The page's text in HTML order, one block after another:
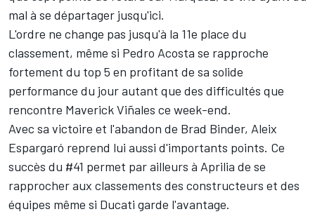
mal à se départager jusqu'ici.
L'ordre ne change pas jusqu'à la 11e place du
classement, même si Pedro Acosta se rapproche
fortement du top 5 en profitant de sa solide
performance du jour autant que des difficultés que
rencontre Maverick Viñales ce week-end.
Avec sa victoire et l'abandon de Brad Binder, Aleix
Espargaró reprend lui aussi d'importants points. Ce
succès du #41 permet par ailleurs à Aprilia de se
rapprocher aux classements des constructeurs et des
équipes même si Ducati garde l'avantage.